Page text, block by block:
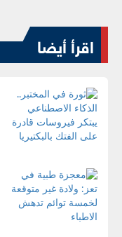
اقرأ أيضا